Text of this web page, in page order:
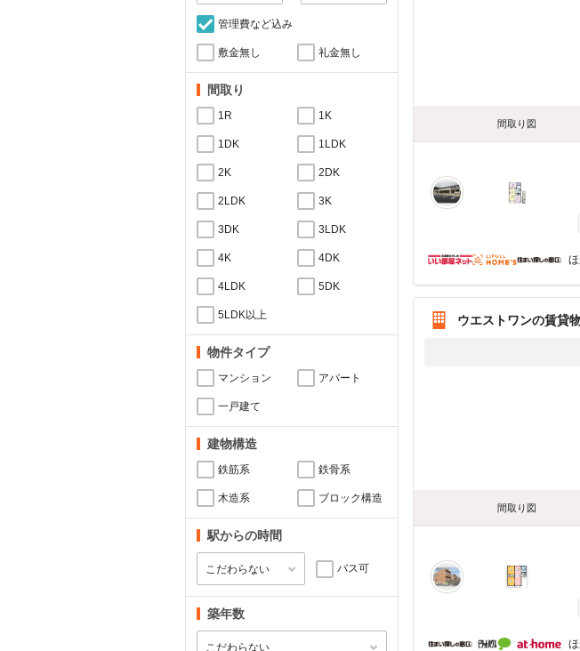
管理費など込み
敷金無し 礼金無し
間取り
1R 1K
1DK 1LDK
2K 2DK
2LDK 3K
3DK 3LDK
4K 4DK
4LDK 5DK
5LDK以上
物件タイプ
マンション アパート
一戸建て
建物構造
鉄筋系 鉄骨系
木造系 ブロック構造
駅からの時間
バス可
築年数
間取り図
ウエストワンの賃貸
間取り図